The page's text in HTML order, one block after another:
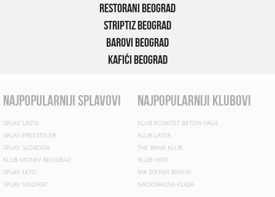
Restorani Beograd
Striptiz Beograd
Barovi Beograd
Kafići Beograd
najpopularniji splavovi
SPLAV LASTA
SPLAV FREESTYLER
SPLAV SLOBODA
KLUB MONEY BEOGRAD
SPLAV LETO
SPLAV SINDIKAT
najpopularniji klubovi
KLUB KOMITET BETON HALA
KLUB LASTA
THE BANK KLUB
KLUB HYPE
MR STEFAN BRAUN
NACIONALNA KLASA